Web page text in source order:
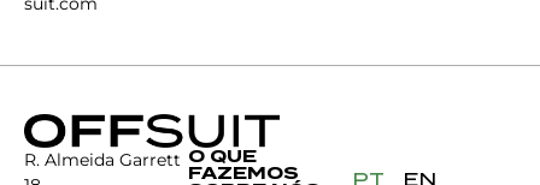
R. Almeida Garrett O QUE
FAZEMOS
PT EN